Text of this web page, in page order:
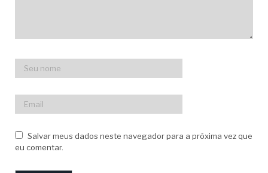
Salvar meus dados neste navegador para a próxima vez que
eu comentar.